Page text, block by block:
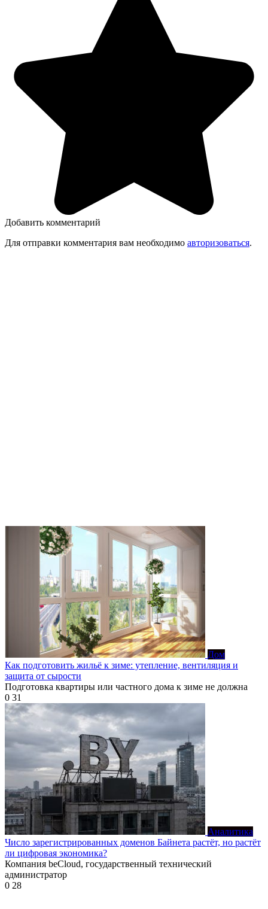
Добавить комментарий
Для отправки комментария вам необходимо авторизоваться.
Дом
Как подготовить жильё к зиме: утепление, вентиляция и
защита от сырости
Подготовка квартиры или частного дома к зиме не должна
0 31
Аналитика
Число зарегистрированных доменов Байнета растёт, но растёт
ли цифровая экономика?
Компания beCloud, государственный технический
администратор
0 28